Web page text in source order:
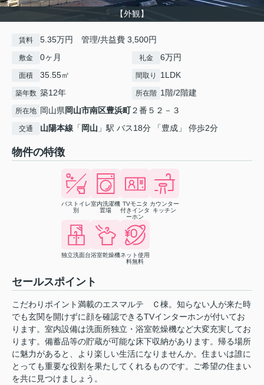
【外観】
賃料 5.35万円 管理/共益費 3,500円
敷金 0ヶ月 礼金 6万円
面積 35.55㎡ 間取り 1LDK
築年数 築12年 所在階 1階/2階建
所在地 岡山県岡山市南区豊浜町２番５２－３
交通 山陽本線 「 岡山 」駅 バス18分 「豊成」 停歩2分
物件の特徴
バストイレ
別
室内洗濯機
置場
TVモニタ
付きインタ
ーホン
カウンター
キッチン
独立洗面台浴室乾燥機ネット使用
料無料
セールスポイント
こだわりポイント満載のエスマルテ Ｃ棟。知らない人が来た時
でも玄関を開けずに顔を確認できるTVインターホンが付いてお
ります。室内設備は洗面所独立・浴室乾燥機など大変充実してお
ります。備蓄品等の貯蔵が可能な床下収納があります。帰る場所
に魅力があると、より楽しい生活になりませんか。住まいは誰に
とっても重要な役割を果たしてくれるものです。ご希望の住まい
を共に見つけましょう。